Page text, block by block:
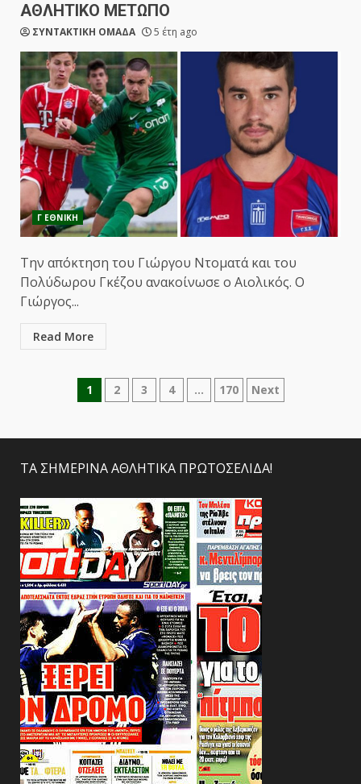
ΑΘΛΗΤΙΚΟ ΜΕΤΩΠΟ
ΣΥΝΤΑΚΤΙΚΗ ΟΜΑΔΑ 5 έτη ago
Γ ΕΘΝΙΚΗ
Την απόκτηση του Γιώργου Ντοματά και του
Πολύδωρου Γκέζου ανακοίνωσε ο Αιολικός. Ο
Γιώργος...
Read More
Σελιδοποίηση
1 2 3 4 … 170 Next
ΤΑ ΣΗΜΕΡΙΝΑ ΑΘΛΗΤΙΚΑ ΠΡΩΤΟΣΕΛΙΔΑ!